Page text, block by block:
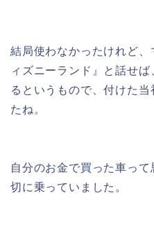
結局使わなかったけれど
ィズニーランド』と話せ
るというもので、付けた
たね。
自分のお金で買った車っ
切に乗っていました。